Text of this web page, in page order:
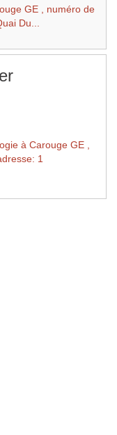
GE , numéro de
Du...
à Carouge GE ,
1